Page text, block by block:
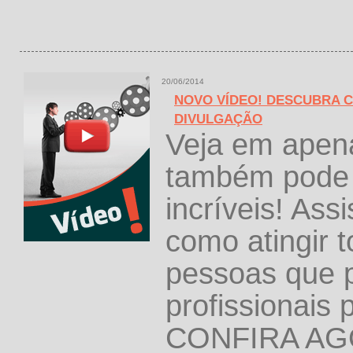
20/06/2014
NOVO VÍDEO! DESCUBRA
DIVULGAÇÃO
Veja em
também
incríveis!
como atingir
pessoas que
profissionais
CONFIRA